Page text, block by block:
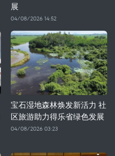
展
04/08/2026 14:52
宝石湿地森林焕发新活力 社
区旅游助力得乐省绿色发展
04/08/2026 03:23